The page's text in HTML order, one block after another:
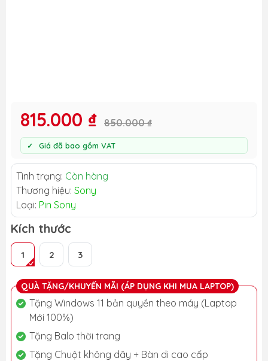
815.000 ₫ 850.000 ₫
Giá đã bao gồm VAT
Tình trạng: Còn hàng
Thương hiệu: Sony
Loại: Pin Sony
Kích thước
1 2 3
QUÀ TẶNG/KHUYẾN MÃI (ÁP DỤNG KHI MUA LAPTOP)
Tặng Windows 11 bản quyền theo máy (Laptop
Mới 100%)
Tặng Balo thời trang
Tặng Chuột không dây + Bàn di cao cấp